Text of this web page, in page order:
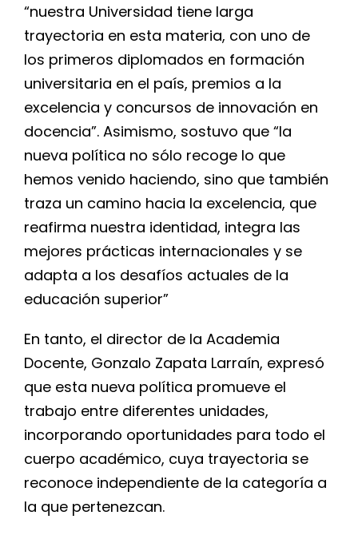
“nuestra Universidad tiene larga
trayectoria en esta materia, con uno de
los primeros diplomados en formación
universitaria en el país, premios a la
excelencia y concursos de innovación en
docencia”. Asimismo, sostuvo que “la
nueva política no sólo recoge lo que
hemos venido haciendo, sino que también
traza un camino hacia la excelencia, que
reafirma nuestra identidad, integra las
mejores prácticas internacionales y se
adapta a los desafíos actuales de la
educación superior”
En tanto, el director de la Academia
Docente, Gonzalo Zapata Larraín, expresó
que esta nueva política promueve el
trabajo entre diferentes unidades,
incorporando oportunidades para todo el
cuerpo académico, cuya trayectoria se
reconoce independiente de la categoría a
la que pertenezcan.